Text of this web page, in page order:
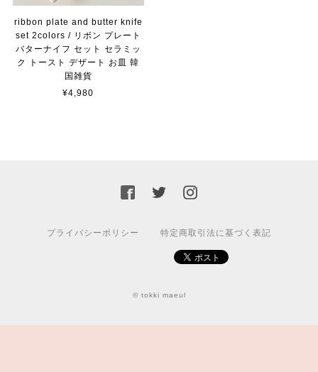
ribbon plate and butter knife
set 2colors / リボン プレート
バターナイフ セット セラミッ
ク トースト デザート お皿 韓
国雑貨
¥4,980
プライバシーポリシー 特定商取引法に基づく表記
© tokki maeul